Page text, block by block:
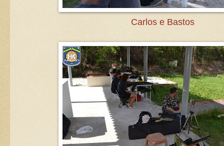
Carlos e Bastos